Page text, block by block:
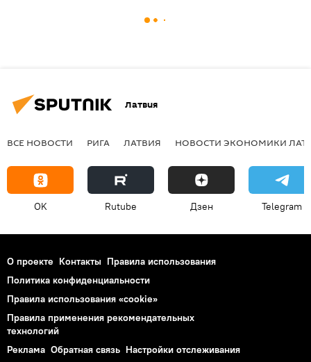
Латвия
ВСЕ НОВОСТИ РИГА ЛАТВИЯ НОВОСТИ ЭКОНОМИКИ
OK Rutube Дзен Telegram
О проекте Контакты Правила использования
Политика конфиденциальности
Правила использования «cookie»
Правила применения рекомендательных
технологий
Реклама Обратная связь Настройки отслеживания